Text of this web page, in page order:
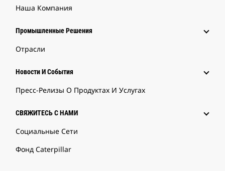
Наша Компания
Промышленные Решения
Отрасли
Новости И События
Пресс-Релизы О Продуктах И Услугах
СВЯЖИТЕСЬ С НАМИ
Социальные Сети
Фонд Caterpillar